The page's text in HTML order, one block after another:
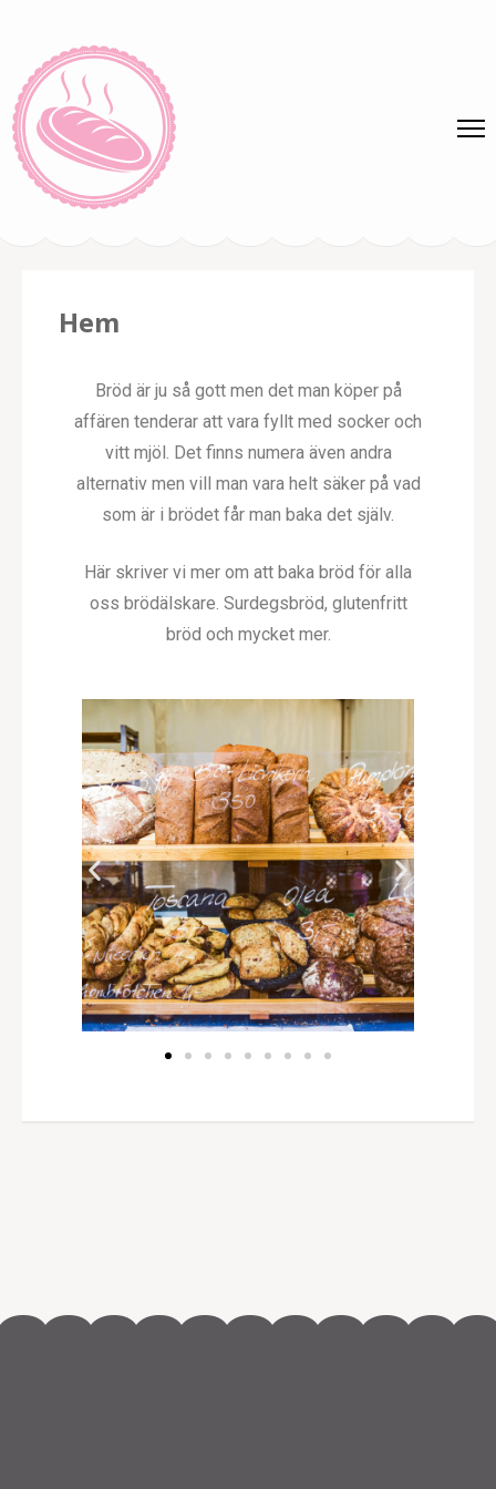
Hem
Bröd är ju så gott men det man köper på
affären tenderar att vara fyllt med socker och
vitt mjöl. Det finns numera även andra
alternativ men vill man vara helt säker på vad
som är i brödet får man baka det själv.
Här skriver vi mer om att baka bröd för alla
oss brödälskare. Surdegsbröd, glutenfritt
bröd och mycket mer.